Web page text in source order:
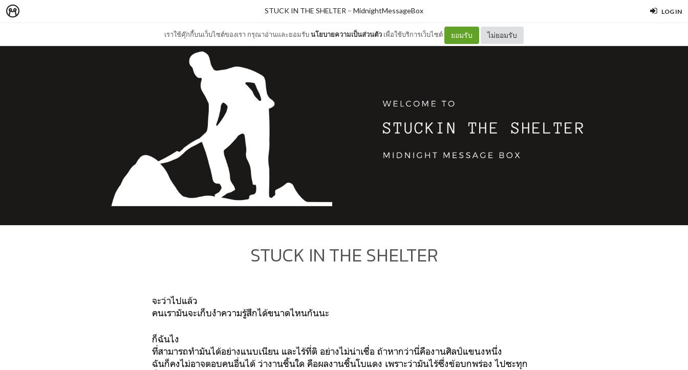
LOG IN
เราใช้คุ๊กกี้บนเว็บไซต์ของเรา กรุณาอ่านและยอมรับนโยบายความเป็นส่วนตัว เพื่อใช้บริการเว็บไซต์ ยอมรับ ไม่ยอมรับ
STUCK IN THE SHELTER – MidnightMessageBox
STUCK IN THE SHELTER
จะว่าไปแล้ว
คนเรามันจะเก็บงำความรู้สึกได้ขนาดไหนกันนะ
ก็ฉันไง
ที่สามารถทำมันได้อย่างแนบเนียน และไร้ที่ติ อย่างไม่น่าเชื่อ ถ้าหากว่านี่คืองานศิลป์แขนงหนึ่ง
ฉันก็คงไม่อาจตอบคนอื่นได้ ว่างานชิ้นใด คือผลงานชิ้นโบแดง เพราะว่ามันไร้ซึ่งข้อบกพร่อง ไปซะทุก